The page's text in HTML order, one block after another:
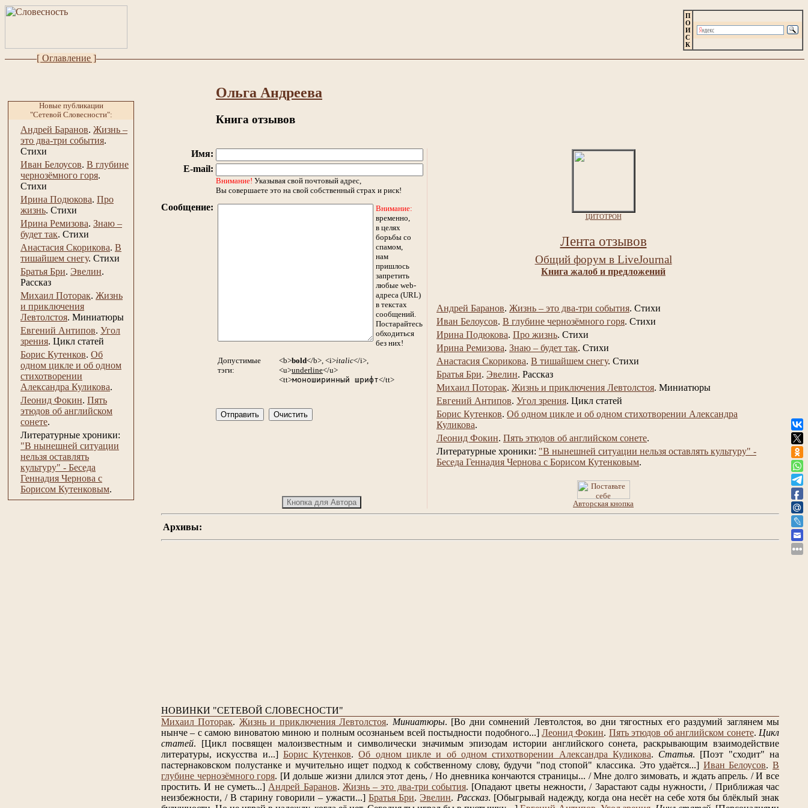
[ Оглавление ]
Новые публикации
"Сетевой Словесности":
Андрей Баранов. Жизнь –
это два-три события.
Стихи
Иван Белоусов. В глубине
чернозёмного горя.
Стихи
Ирина Подюкова. Про
жизнь. Стихи
Ирина Ремизова. Знаю –
будет так. Стихи
Анастасия Скорикова. В
тишайшем снегу. Стихи
Братья Бри. Эвелин.
Рассказ
Михаил Поторак. Жизнь
и приключения
Левтолстоя. Миниатюры
Евгений Антипов. Угол
зрения. Цикл статей
Борис Кутенков. Об
одном цикле и об одном
стихотворении
Александра Куликова.
Леонид Фокин. Пять
этюдов об английском
сонете.
Литературные хроники:
"В нынешней ситуации
нельзя оставлять
культуру" - Беседа
Геннадия Чернова с
Борисом Кутенковым.
П
О
И
С
К
Ольга Андреева
Книга отзывов
ЦИТОТРОН
Лента отзывов
Общий форум в LiveJournal
Книга жалоб и предложений
Андрей Баранов. Жизнь – это два-три события. Стихи
Иван Белоусов. В глубине чернозёмного горя. Стихи
Ирина Подюкова. Про жизнь. Стихи
Ирина Ремизова. Знаю – будет так. Стихи
Анастасия Скорикова. В тишайшем снегу. Стихи
Братья Бри. Эвелин. Рассказ
Михаил Поторак. Жизнь и приключения Левтолстоя. Миниатюры
Евгений Антипов. Угол зрения. Цикл статей
Борис Кутенков. Об одном цикле и об одном стихотворении Александра
Куликова.
Леонид Фокин. Пять этюдов об английском сонете.
Литературные хроники: "В нынешней ситуации нельзя оставлять культуру" -
Беседа Геннадия Чернова с Борисом Кутенковым.
Авторская кнопка
Имя:
E-mail:
Внимание! Указывая свой почтовый адрес,
Вы совершаете это на свой собственный страх и риск!
Сообщение:
Внимание:
временно,
в целях
борьбы со
спамом,
нам
пришлось
запретить
любые web-
адреса (URL)
в текстах
сообщений.
Постарайтесь
обходиться
без них!
Допустимые
тэги:
<b>bold</b>, <i>italic</i>,
<u>underline</u>
<tt>моноширинный шрифт</tt>
Архивы:
НОВИНКИ "СЕТЕВОЙ СЛОВЕСНОСТИ"
Михаил Поторак. Жизнь и приключения Левтолстоя. Миниатюры. [Во дни сомнений Левтолстоя, во дни тягостных его раздумий заглянем мы
нынче – с самою виноватою миною и полным осознаньем всей постыдности подобного...] Леонид Фокин. Пять этюдов об английском сонете. Цикл
статей.
[Цикл посвящен малоизвестным и символически значимым эпизодам истории английского сонета, раскрывающим взаимодействие
литературы, искусства и...] Борис Кутенков.Об одном цикле и об одном стихотворении Александра Куликова. Статья. [Поэт "сходит" на
пастернаковском полустанке и мучительно ищет подход к собственному слову, будучи "под стопой" классика. Это удаётся...] Иван Белоусов.В
глубине чернозёмного горя. [И дольше жизни длился этот день, / Но дневника кончаются страницы... / Мне долго зимовать, и ждать апрель. / И все
простить. И не суметь...] Андрей Баранов. Жизнь – это два-три события. [Опадают цветы нежности, / Зарастают сады нужности, / Приближая час
неизбежности, / В старину говорили – ужасти...] Братья Бри. Эвелин. Рассказ. [Обыгрывай надежду, когда она несёт на себе хотя бы блёклый знак